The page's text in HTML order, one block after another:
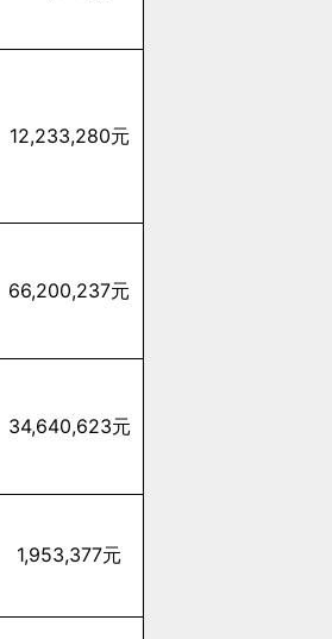
12,233,280元
66,200,237元
34,640,623元
1,953,377元